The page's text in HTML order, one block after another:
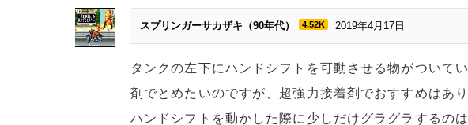
スプリンガーサカザキ（90年代） 4.52K 2019年4月17日
タンクの左下にハンドシフトを可動させる物がついて
剤でとめたいのですが、超強力接着剤でおすすめはあ
ハンドシフトを動かした際に少しだけグラグラするの